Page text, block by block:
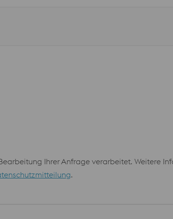
Ihrer Anfrage verarbeitet. Weitere
.